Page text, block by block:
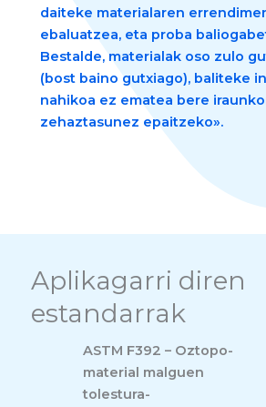
daiteke materialaren
ebaluatzea, eta proba
Bestalde, materialak oso zulo
(bost baino gutxiago), baliteke
nahikoa ez ematea bere
zehaztasunez epaitzeko».
Aplikagarri diren
estandarrak
ASTM F392 – Oztopo-
material malguen
tolestura-